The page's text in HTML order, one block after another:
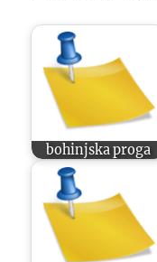
bohinjska proga